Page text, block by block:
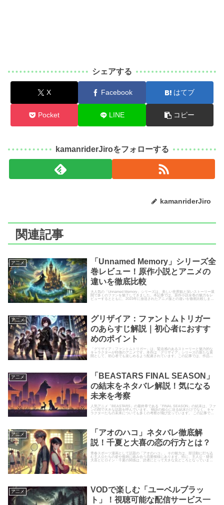
シェアする
X Facebook はてブ
Pocket LINE コピー
kamanriderJiroをフォローする
kamanriderJiro
関連記事
ア二メ
「Unnamed Memory」シリーズ全
巻レビュー！原作小説とアニメの
違いを徹底比較
大人気の「Unnamed Memory」シリーズは、美しい世界観と深いストーリー展
開で多くのファンを魅了してきました。本記事では、原作小説全巻の魅力をレ
ビューするとともに、2023年に放送されたアニメ版との違いを徹底比較しま
ア二メ
グリザイア：ファントムトリガー
のあらすじ解説｜初心者におすす
めのポイント
「グリザイア：ファントムトリガー」は、緊迫感のあるストーリーと魅力的な
キャラクターが特徴のアニメです。本作は「グリザイア」シリーズの新たな展
開として、初心者でも楽しめるよう配慮されています。この記事では、作品の
ア二メ
「BEASTARS FINAL SEASON」
の結末をネタバレ解説！気になる
未来を考察
人気アニメ「BEASTARS」の最終章である「FINAL SEASON」の結末は、ファ
ンの間で大きな話題を呼んでいます。 物語の核心に迫る結末だけでなく、キャ
ラクターたちの未来についても多くの考察が飛び交っています。 この記事で
ア二メ
「アオのハコ」ネタバレ徹底解
説！千夏と大喜の恋の行方とは？
青春スポーツ漫画として話題の「アオのハコ」。その魅力は、部活動に打ち込
む主人公たちの姿や複雑に絡み合う恋愛模様にあります。特に、主人公・猪俣
大喜とヒロイン・千夏の関係は、読者にとって大きな見どころとなっていま
ア二メ
VODで楽しむ「ユーベルブラッ
ト」！視聴可能な配信サービス一